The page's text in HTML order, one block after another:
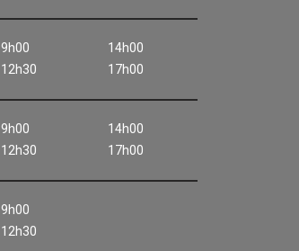
9h00
12h30
14h00
17h00
9h00
12h30
14h00
17h00
9h00
12h30